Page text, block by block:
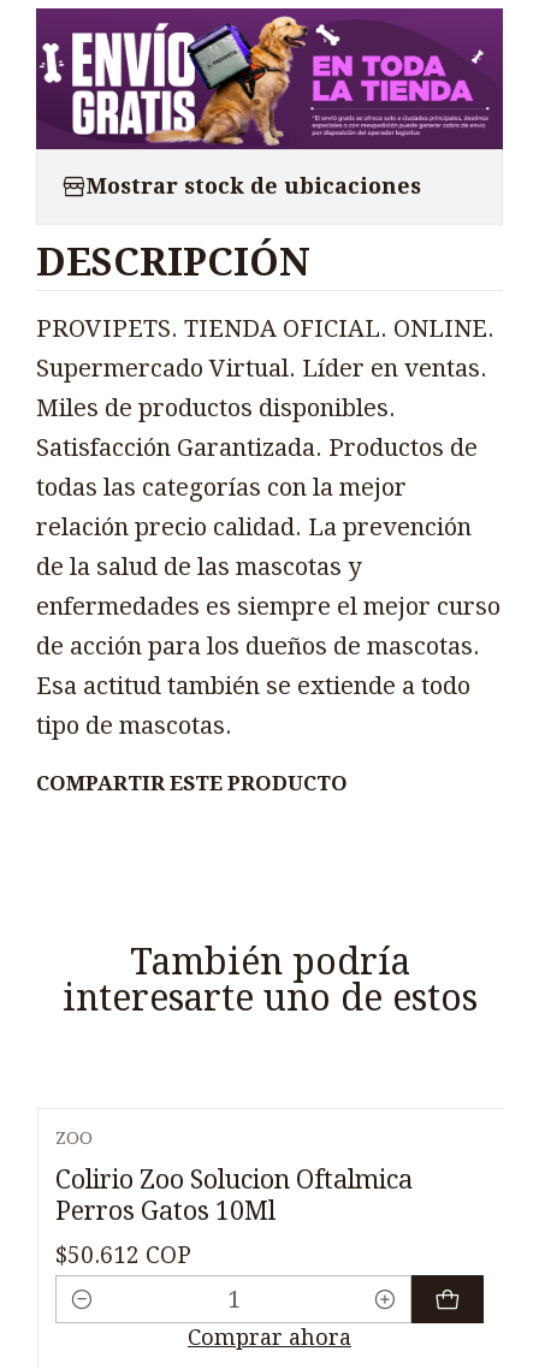
Mostrar stock de ubicaciones
DESCRIPCIÓN
PROVIPETS. TIENDA OFICIAL. ONLINE.
Supermercado Virtual. Líder en ventas.
Miles de productos disponibles.
Satisfacción Garantizada. Productos de
todas las categorías con la mejor
relación precio calidad. La prevención
de la salud de las mascotas y
enfermedades es siempre el mejor curso
de acción para los dueños de mascotas.
Esa actitud también se extiende a todo
tipo de mascotas.
COMPARTIR ESTE PRODUCTO
También podría
interesarte uno de estos
ZOO
Colirio Zoo Solucion Oftalmica
Perros Gatos 10Ml
$50.612 COP
Cantidad
Comprar ahora